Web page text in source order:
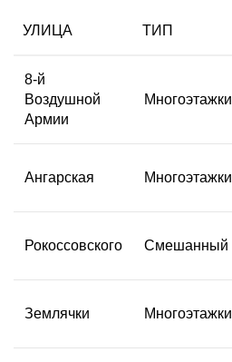
УЛИЦА ТИП
8-й
Воздушной
Армии
Многоэтажки
Ангарская Многоэтажки
Рокоссовского Смешанный
Землячки Многоэтажки